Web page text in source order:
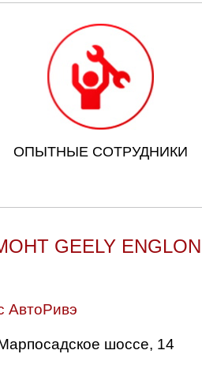
ОПЫТНЫЕ СОТРУДНИКИ
GEELY ENGLON
АвтоРивэ
шоссе, 14